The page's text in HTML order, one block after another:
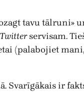
tavu
Twitterservisam.
(palabojiet
Svarīgākais ir